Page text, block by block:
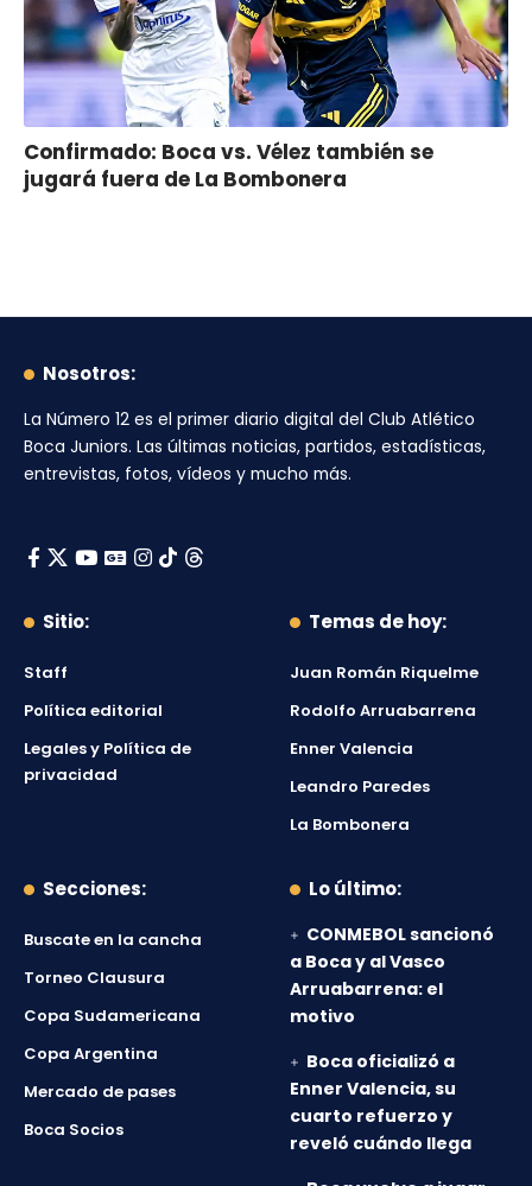
Confirmado: Boca vs. Vélez también se
jugará fuera de La Bombonera
Nosotros:
La Número 12 es el primer diario digital del Club Atlético
Boca Juniors. Las últimas noticias, partidos, estadísticas,
entrevistas, fotos, vídeos y mucho más.
Sitio:
Staff
Política editorial
Legales y Política de
privacidad
Temas de hoy:
Juan Román Riquelme
Rodolfo Arruabarrena
Enner Valencia
Leandro Paredes
La Bombonera
Secciones:
Buscate en la cancha
Torneo Clausura
Copa Sudamericana
Copa Argentina
Mercado de pases
Boca Socios
Lo último:
CONMEBOL sancionó
a Boca y al Vasco
Arruabarrena: el
motivo
Boca oficializó a
Enner Valencia, su
cuarto refuerzo y
reveló cuándo llega